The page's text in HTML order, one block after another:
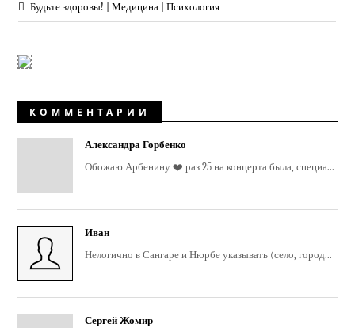
Будьте здоровы! | Медицина | Психология
КОММЕНТАРИИ
Александра Горбенко
Обожаю Арбенину ❤️ раз 25 на концерта была, специа...
Иван
Нелогично в Сангаре и Нюрбе указывать (село, город...
Сергей Жомир